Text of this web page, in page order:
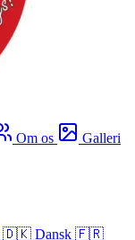
Om os
Galleri
🇩🇰 Dansk 🇫🇷